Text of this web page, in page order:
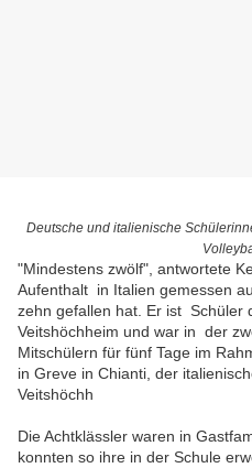
Deutsche und italienische
"Mindestens zwölf", antwortete
Aufenthalt in Italien gemessen
zehn gefallen hat. Er ist Schüler
Veitshöchheim und war in der
Mitschülern für fünf Tage im
in Greve in Chianti, der
Veitshöchh
Die Achtklässler waren in
konnten so ihre in der Schule